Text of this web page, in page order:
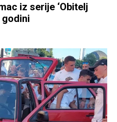
iz serije ‘Obitelj
godini